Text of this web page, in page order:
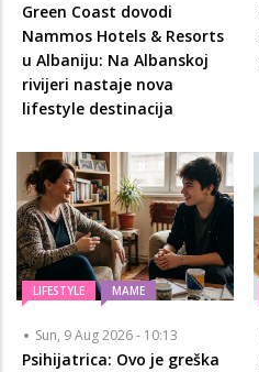
Green Coast dovodi
Nammos Hotels & Resorts
u Albaniju: Na Albanskoj
rivijeri nastaje nova
lifestyle destinacija
LIFESTYLE MAME
Sun, 9 Aug 2026 - 10:13
Psihijatrica: Ovo je greška